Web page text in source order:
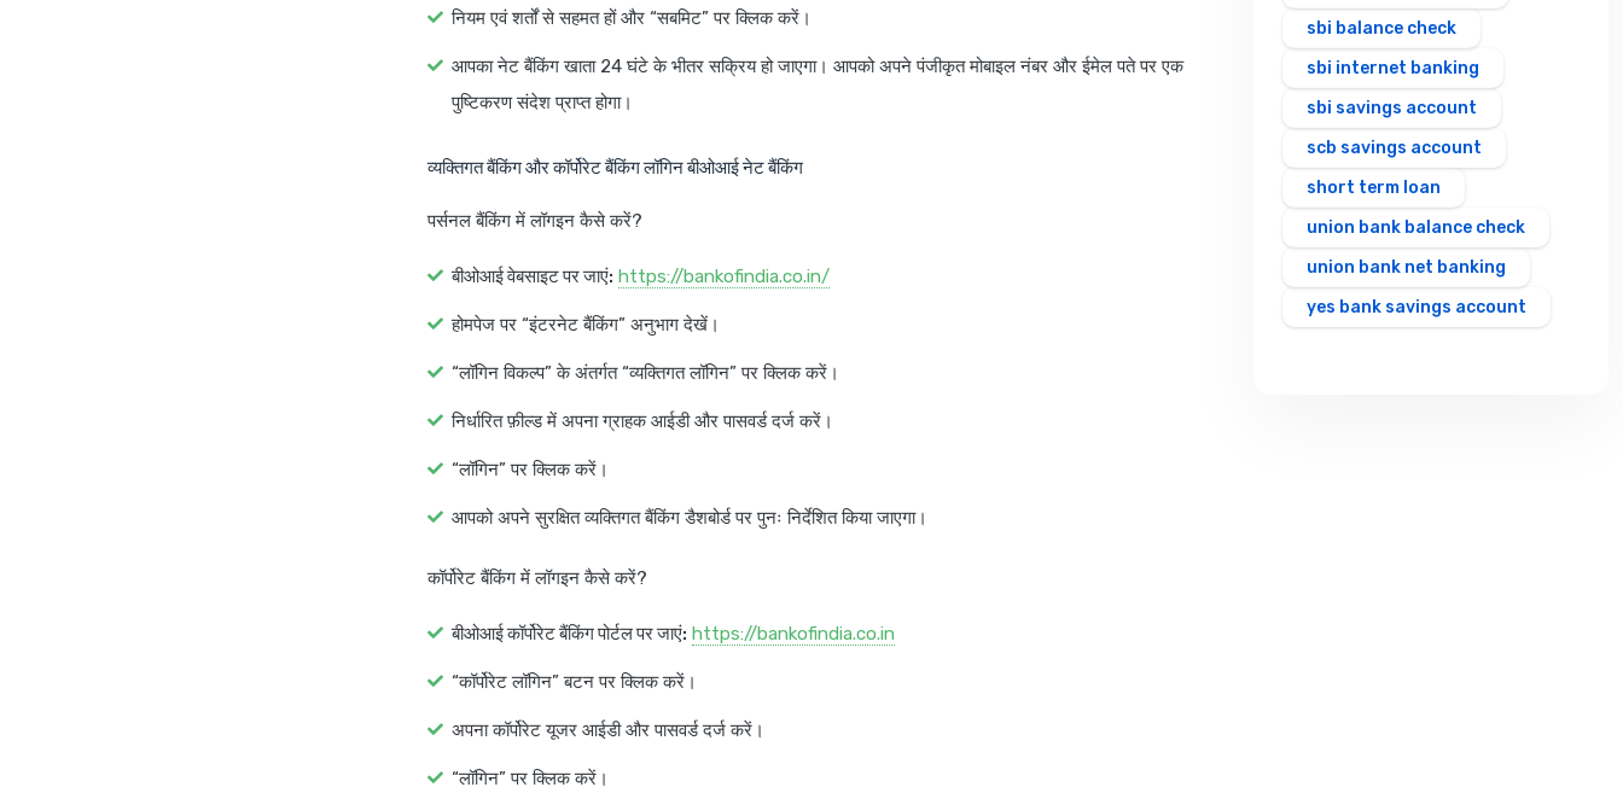
नियम एवं शर्तों से सहमत हों और “सबमिट” पर क्लिक करें।
आपका नेट बैंकिंग खाता 24 घंटे के भीतर सक्रिय हो जाएगा। आपको अपने पंजीकृत मोबाइल नंबर और ईमेल पते पर एक
पुष्टिकरण संदेश प्राप्त होगा।
व्यक्तिगत बैंकिंग और कॉर्पोरेट बैंकिंग लॉगिनबीओआई नेट बैंकिंग
पर्सनल बैंकिंग में लॉगइन कैसे करें?
बीओआई वेबसाइट पर जाएं: https://bankofindia.co.in/
होमपेज पर “इंटरनेट बैंकिंग” अनुभाग देखें।
“लॉगिन विकल्प” के अंतर्गत “व्यक्तिगत लॉगिन” पर क्लिक करें।
निर्धारित फ़ील्ड में अपना ग्राहक आईडी और पासवर्ड दर्ज करें।
“लॉगिन” पर क्लिक करें।
आपको अपने सुरक्षित व्यक्तिगत बैंकिंग डैशबोर्ड पर पुनः निर्देशित किया जाएगा।
कॉर्पोरेट बैंकिंग में लॉगइन कैसे करें?
बीओआई कॉर्पोरेट बैंकिंग पोर्टल पर जाएं: https://bankofindia.co.in
“कॉर्पोरेट लॉगिन” बटन पर क्लिक करें।
अपना कॉर्पोरेट यूजर आईडी और पासवर्ड दर्ज करें।
“लॉगिन” पर क्लिक करें।
sbi balance check
sbi internet banking
sbi savings account
scb savings account
short term loan
union bank balance check
union bank net banking
yes bank savings account